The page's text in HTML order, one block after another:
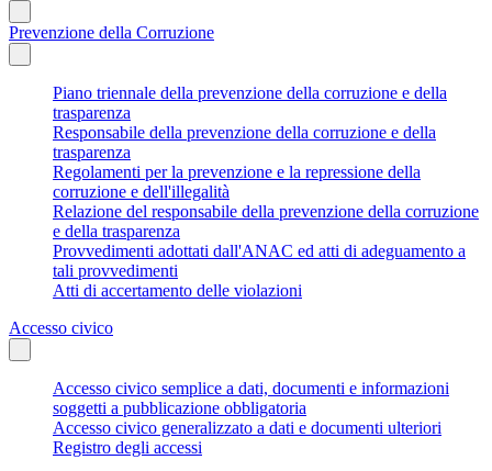
Prevenzione della Corruzione
Piano triennale della prevenzione della corruzione e della
trasparenza
Responsabile della prevenzione della corruzione e della
trasparenza
Regolamenti per la prevenzione e la repressione della
corruzione e dell'illegalità
Relazione del responsabile della prevenzione della corruzione
e della trasparenza
Provvedimenti adottati dall'ANAC ed atti di adeguamento a
tali provvedimenti
Atti di accertamento delle violazioni
Accesso civico
Accesso civico semplice a dati, documenti e informazioni
soggetti a pubblicazione obbligatoria
Accesso civico generalizzato a dati e documenti ulteriori
Registro degli accessi